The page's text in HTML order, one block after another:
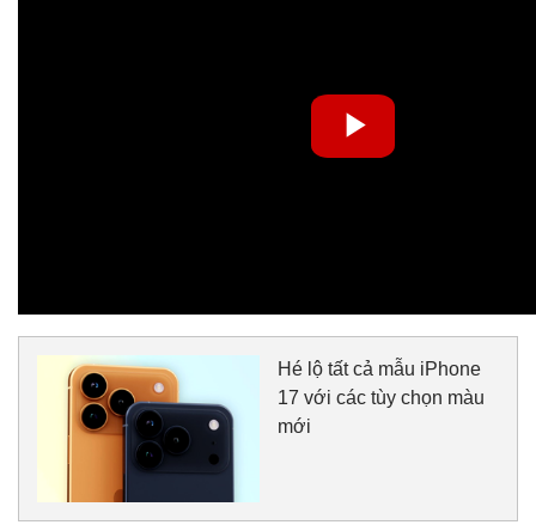
Hé lộ tất cả mẫu iPhone
17 với các tùy chọn màu
mới